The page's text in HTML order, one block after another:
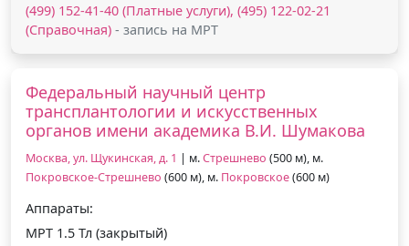
(499) 152-41-40 (Платные услуги), (495) 122-02-21
(Справочная) - запись на МРТ
Федеральный научный центр
трансплантологии и искусственных
органов имени академика В.И. Шумакова
Москва, ул. Щукинская, д. 1 | м.Стрешнево (500 м), м.
Покровское-Стрешнево (600 м), м. Покровское(600 м)
Аппараты:
МРТ 1.5 Тл (закрытый)